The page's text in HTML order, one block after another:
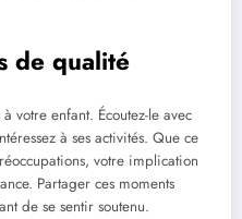
de qualité
votre enfant. Écoutez-le avec
à ses activités. Que ce
votre implication
Partager ces moments
de se sentir soutenu.